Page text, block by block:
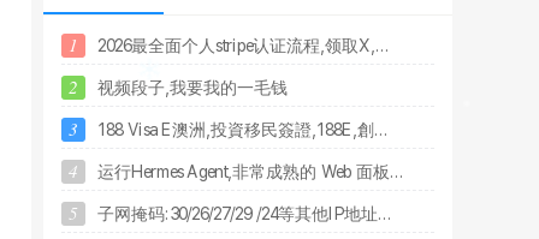
1 2026最全面个 人stripe认证流程 领取X ...
2 视频段子 我要我的一毛钱
3 1 88Visa E澳洲 投資移民簽證 1 88E 創 ...
4 运行HermesAgent,非常成熟的 Web 面板...
5 子网掩码:30/26/27/29 /24等其他 P地址...